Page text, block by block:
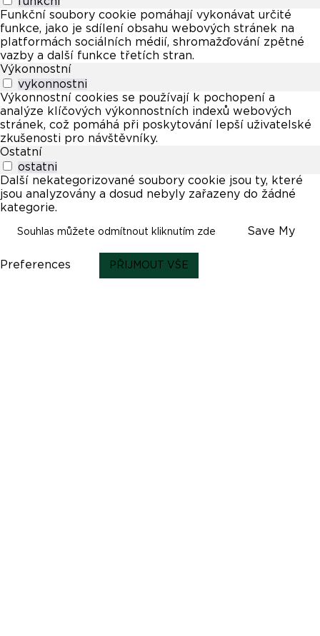
Funkční soubory cookie pomáhají vykonávat určité
funkce, jako je sdílení obsahu webových stránek na
platformách sociálních médií, shromažďování zpětné
vazby a další funkce třetích stran.
Výkonnostní
vykonnostni
Výkonnostní cookies se používají k pochopení a
analýze klíčových výkonnostních indexů webových
stránek, což pomáhá při poskytování lepší uživatelské
zkušenosti pro návštěvníky.
Ostatní
ostatni
Další nekategorizované soubory cookie jsou ty, které
jsou analyzovány a dosud nebyly zařazeny do žádné
kategorie.
Souhlas můžete odmítnout kliknutím zde Save My
Preferences PŘIJMOUT VŠE